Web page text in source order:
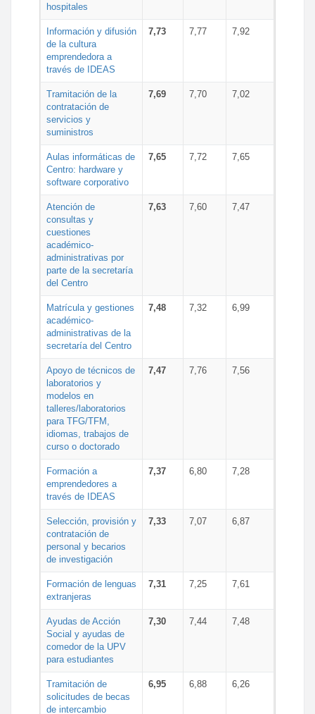
hospitales
Información y difusión
de la cultura
emprendedora a
través de IDEAS
7,73 7,77 7,92
Tramitación de la
contratación de
servicios y
suministros
7,69 7,70 7,02
Aulas informáticas de
Centro: hardware y
software corporativo
7,65 7,72 7,65
Atención de
consultas y
cuestiones
académico-
administrativas por
parte de la secretaría
del Centro
7,63 7,60 7,47
Matrícula y gestiones
académico-
administrativas de la
secretaría del Centro
7,48 7,32 6,99
Apoyo de técnicos de
laboratorios y
modelos en
talleres/laboratorios
para TFG/TFM,
idiomas, trabajos de
curso o doctorado
7,47 7,76 7,56
Formación a
emprendedores a
través de IDEAS
7,37 6,80 7,28
Selección, provisión y
contratación de
personal y becarios
de investigación
7,33 7,07 6,87
Formación de lenguas
extranjeras
7,31 7,25 7,61
Ayudas de Acción
Social y ayudas de
comedor de la UPV
para estudiantes
7,30 7,44 7,48
Tramitación de
solicitudes de becas
de intercambio
6,95 6,88 6,26